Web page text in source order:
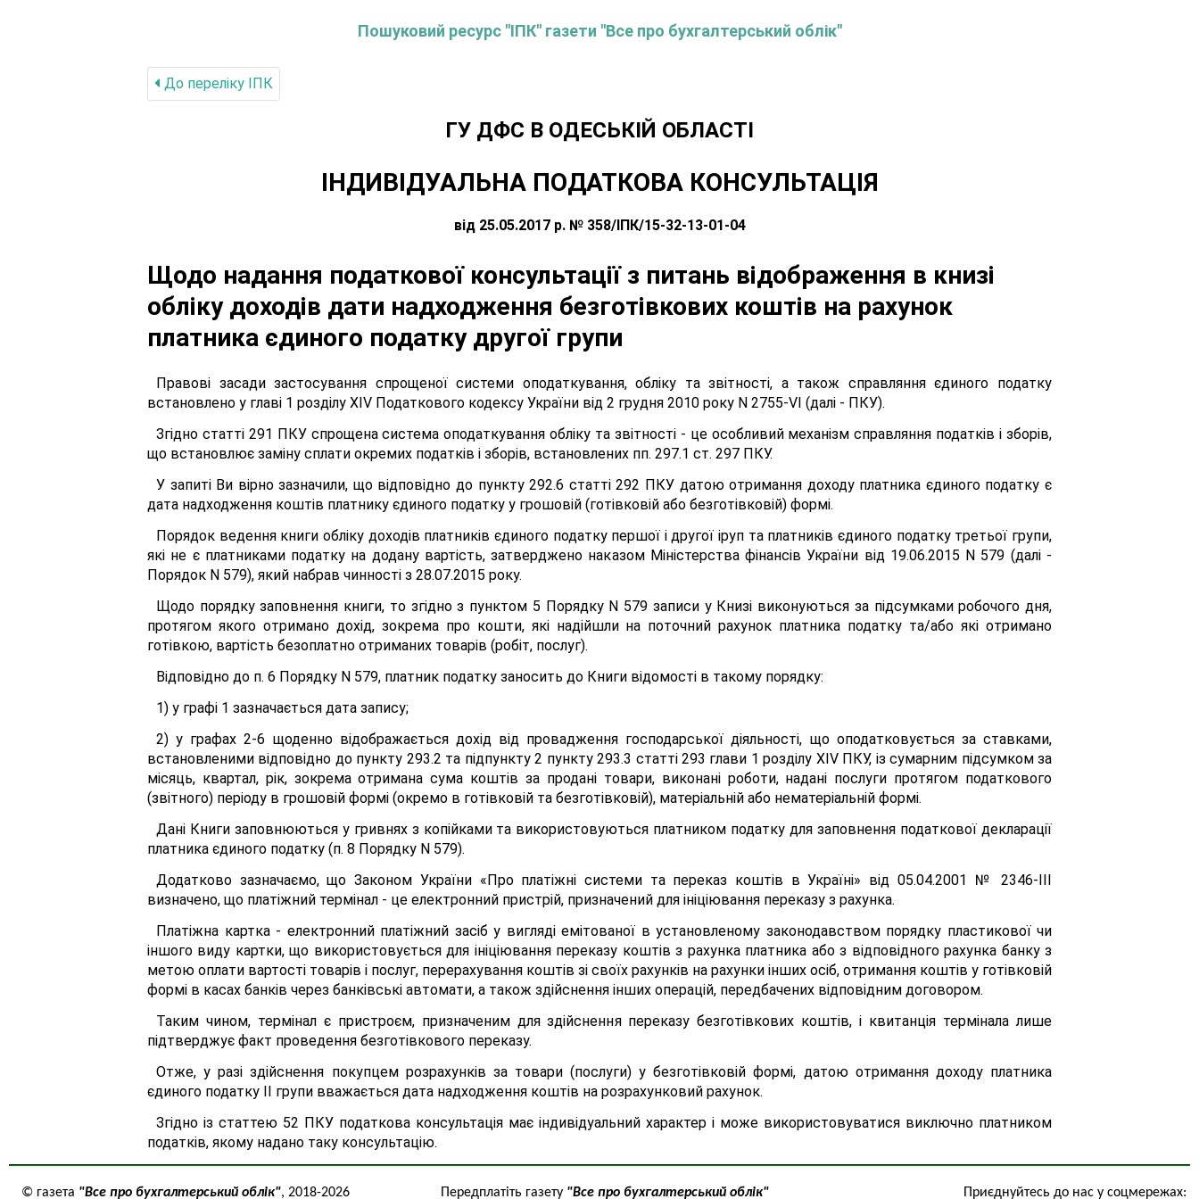
Пошуковий ресурс "ІПК" газети "Все про бухгалтерський облік"
До переліку IПК
ГУ ДФС В ОДЕСЬКIЙ ОБЛАСТI
ІНДИВІДУАЛЬНА ПОДАТКОВА КОНСУЛЬТАЦІЯ
від 25.05.2017 р. № 358/ІПК/15-32-13-01-04
Щодо надання податкової консультації з питань відображення в книзі
обліку доходів дати надходження безготівкових коштів на рахунок
платника єдиного податку другої групи
Правові засади застосування спрощеної системи оподаткування, обліку та звітності, а також справляння єдиного податку
встановлено у главі 1 розділу XIV Податкового кодексу України від 2 грудня 2010 року N 2755-VI (далі - ПКУ).
Згідно статті 291 ПКУ спрощена система оподаткування обліку та звітності - це особливий механізм справляння податків і зборів,
що встановлює заміну сплати окремих податків і зборів, встановлених пп. 297.1 ст. 297 ПКУ.
У запиті Ви вірно зазначили, що відповідно до пункту 292.6 статті 292 ПКУ датою отримання доходу платника єдиного податку є
дата надходження коштів платнику єдиного податку у грошовій (готівковій або безготівковій) формі.
Порядок ведення книги обліку доходів платників єдиного податку першої і другої іруп та платників єдиного податку третьої групи,
які не є платниками податку на додану вартість, затверджено наказом Міністерства фінансів України від 19.06.2015 N 579 (далі -
Порядок N 579), який набрав чинності з 28.07.2015 року.
Щодо порядку заповнення книги, то згідно з пунктом 5 Порядку N 579 записи у Книзі виконуються за підсумками робочого дня,
протягом якого отримано дохід, зокрема про кошти, які надійшли на поточний рахунок платника податку та/або які отримано
готівкою, вартість безоплатно отриманих товарів (робіт, послуг).
Відповідно до п. 6 Порядку N 579, платник податку заносить до Книги відомості в такому порядку:
1) у графі 1 зазначається дата запису;
2) у графах 2-6 щоденно відображається дохід від провадження господарської діяльності, що оподатковується за ставками,
встановленими відповідно до пункту 293.2 та підпункту 2 пункту 293.3 статті 293 глави 1 розділу XIV ПКУ, із сумарним підсумком за
місяць, квартал, рік, зокрема отримана сума коштів за продані товари, виконані роботи, надані послуги протягом податкового
(звітного) періоду в грошовій формі (окремо в готівковій та безготівковій), матеріальній або нематеріальній формі.
Дані Книги заповнюються у гривнях з копійками та використовуються платником податку для заповнення податкової декларації
платника єдиного податку (п. 8 Порядку N 579).
Додатково зазначаємо, що Законом України «Про платіжні системи та переказ коштів в Україні» від 05.04.2001 № 2346-ІІІ
визначено, що платіжний термінал - це електронний пристрій, призначений для ініціювання переказу з рахунка.
Платіжна картка - електронний платіжний засіб у вигляді емітованої в установленому законодавством порядку пластикової чи
іншого виду картки, що використовується для ініціювання переказу коштів з рахунка платника або з відповідного рахунка банку з
метою оплати вартості товарів і послуг, перерахування коштів зі своїх рахунків на рахунки інших осіб, отримання коштів у готівковій
формі в касах банків через банківські автомати, а також здійснення інших операцій, передбачених відповідним договором.
Таким чином, термінал є пристроєм, призначеним для здійснення переказу безготівкових коштів, і квитанція термінала лише
підтверджує факт проведення безготівкового переказу.
Отже, у разі здійснення покупцем розрахунків за товари (послуги) у безготівковій формі, датою отримання доходу платника
єдиного податку II групи вважається дата надходження коштів на розрахунковий рахунок.
Згідно із статтею 52 ПКУ податкова консультація має індивідуальний характер і може використовуватися виключно платником
податків, якому надано таку консультацію.
© газета "Все про бухгалтерський облік", 2018-2026 Передплатіть газету "Все про бухгалтерський облік" Приєднуйтесь до нас у соцмережах: